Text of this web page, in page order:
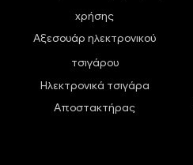
χρήσης
Αξεσουάρ ηλεκτρονικού
τσιγάρου
Ηλεκτρονικά τσιγάρα
Αποστακτήρας